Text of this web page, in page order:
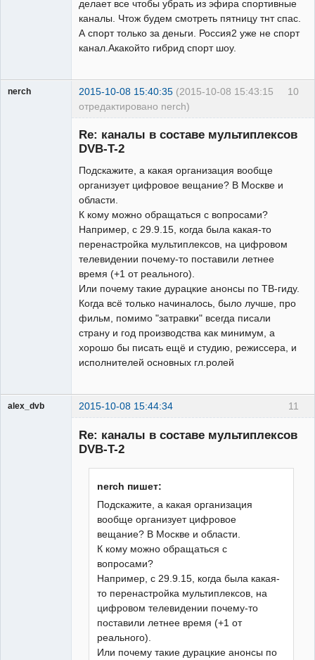
делает все чтобы убрать из эфира спортивные
каналы. Чтож будем смотреть пятницу тнт спас.
А спорт только за деньги. Россия2 уже не спорт
канал.Акакойто гибрид спорт шоу.
10
nerch 2015-10-08 15:40:35 (2015-10-08 15:43:15
отредактировано nerch)
Re: каналы в составе мультиплексов
DVB-T-2
Подскажите, а какая организация вообще
организует цифровое вещание? В Москве и
области.
К кому можно обращаться с вопросами?
Например, с 29.9.15, когда была какая-то
перенастройка мультиплексов, на цифровом
телевидении почему-то поставили летнее
время (+1 от реального).
Или почему такие дурацкие анонсы по ТВ-гиду.
Когда всё только начиналось, было лучше, про
фильм, помимо "затравки" всегда писали
страну и год производства как минимум, а
хорошо бы писать ещё и студию, режиссера, и
исполнителей основных гл.ролей
11
alex_dvb 2015-10-08 15:44:34
Re: каналы в составе мультиплексов
DVB-T-2
nerch пишет:
Подскажите, а какая организация
вообще организует цифровое
вещание? В Москве и области.
К кому можно обращаться с
вопросами?
Например, с 29.9.15, когда была какая-
то перенастройка мультиплексов, на
цифровом телевидении почему-то
поставили летнее время (+1 от
реального).
Или почему такие дурацкие анонсы по